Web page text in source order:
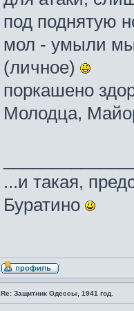
под поднятую
мол - умыли мы
(личное)
поркашено
Молодца,
...и такая,
Буратино
Re: Защитник Одессы, 1941 год.